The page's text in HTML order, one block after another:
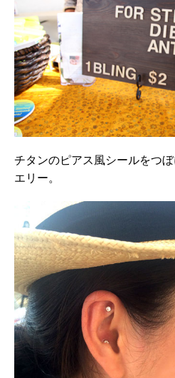
チタンのピアス風シールをつ
エリー。